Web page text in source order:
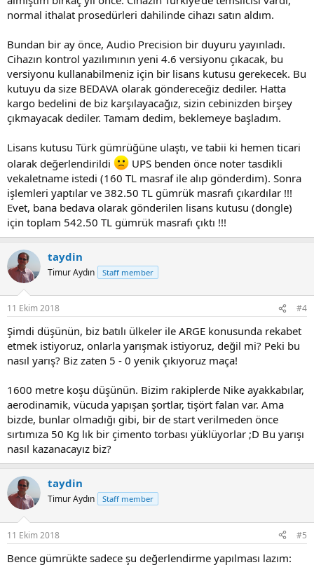
normal ithalat prosedürleri dahilinde cihazı satın aldım.
Bundan bir ay önce, Audio Precision bir duyuru yayınladı.
Cihazın kontrol yazılımının yeni 4.6 versiyonu çıkacak, bu
versiyonu kullanabilmeniz için bir lisans kutusu gerekecek. Bu
kutuyu da size BEDAVA olarak göndereceğiz dediler. Hatta
kargo bedelini de biz karşılayacağız, sizin cebinizden birşey
çıkmayacak dediler. Tamam dedim, beklemeye başladım.
Lisans kutusu Türk gümrüğüne ulaştı, ve tabii ki hemen ticari
olarak değerlendirildi
UPS benden önce noter tasdikli
vekaletname istedi (160 TL masraf ile alıp gönderdim). Sonra
işlemleri yaptılar ve 382.50 TL gümrük masrafı çıkardılar !!!
Evet, bana bedava olarak gönderilen lisans kutusu (dongle)
için toplam 542.50 TL gümrük masrafı çıktı !!!
taydin
Timur Aydın Staff member
11 Ekim 2018 #4
Şimdi düşünün, biz batılı ülkeler ile ARGE konusunda rekabet
etmek istiyoruz, onlarla yarışmak istiyoruz, değil mi? Peki bu
nasıl yarış? Biz zaten 5 - 0 yenik çıkıyoruz maça!
1600 metre koşu düşünün. Bizim rakiplerde Nike ayakkabılar,
aerodinamik, vücuda yapışan şortlar, tişört falan var. Ama
bizde, bunlar olmadığı gibi, bir de start verilmeden önce
sırtımıza 50 Kg lık bir çimento torbası yüklüyorlar ;D Bu yarışı
nasıl kazanacayız biz?
taydin
Timur Aydın Staff member
11 Ekim 2018 #5
Bence gümrükte sadece şu değerlendirme yapılması lazım: